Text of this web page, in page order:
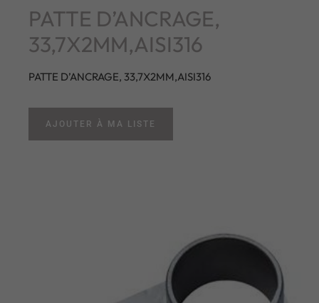
PATTE D’ANCRAGE,
33,7X2MM,AISI316
PATTE D’ANCRAGE, 33,7X2MM,AISI316
AJOUTER À MA LISTE